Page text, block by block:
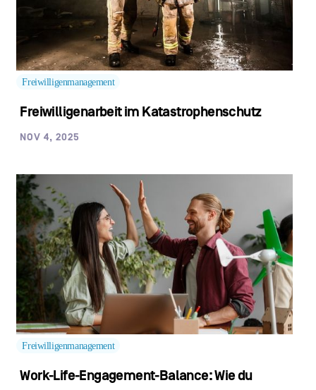
Freiwilligenmanagement
Freiwilligenarbeit im Katastrophenschutz
NOV 4, 2025
Freiwilligenmanagement
Work-Life-Engagement-Balance: Wie du